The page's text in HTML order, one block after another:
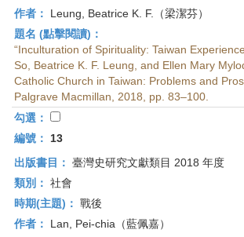
作者：
Leung, Beatrice K. F.（梁潔芬）
題名 (點擊閱讀)：
“Inculturation of Spirituality: Taiwan
So, Beatrice K. F. Leung, and Ellen Mary
Catholic Church in Taiwan: Problems and
Palgrave Macmillan, 2018, pp. 83–100.
勾選：
編號：
13
出版書目： 臺灣史研究文獻類目 2018 年度
類別： 社會
時期(主題)： 戰後
作者：
Lan, Pei-chia（藍佩嘉）